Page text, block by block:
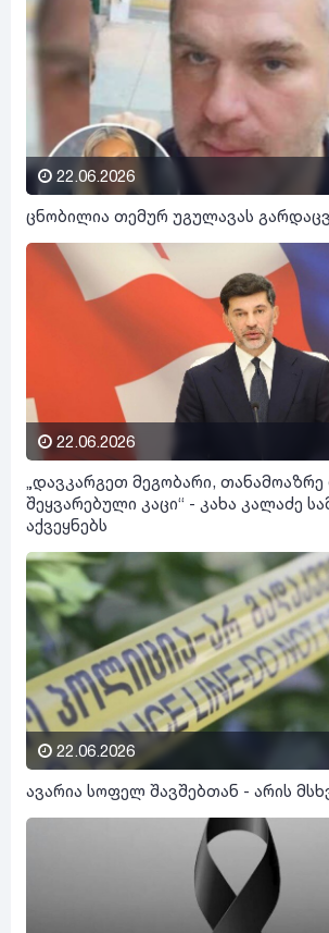
22.06.2026
ცნობილია თემურ უგულავას
22.06.2026
„დავკარგეთ მეგობარი, თანამოაზრე
შეყვარებული კაცი“ - კახა კალაძე
აქვეყნებს
22.06.2026
ავარია სოფელ შავშებთან - არის